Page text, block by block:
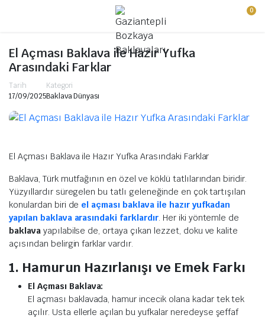
0
El Açması Baklava ile Hazır Yufka
Arasındaki Farklar
Tarih
17/09/2025
Kategori
Baklava Dünyası
El Açması Baklava ile Hazır Yufka Arasındaki Farklar
Baklava, Türk mutfağının en özel ve köklü tatlılarından biridir.
Yüzyıllardır süregelen bu tatlı geleneğinde en çok tartışılan
konulardan biri de el açması baklava ile hazır yufkadan
yapılan baklava arasındaki farklardır. Her iki yöntemle de
baklava yapılabilse de, ortaya çıkan lezzet, doku ve kalite
açısından belirgin farklar vardır.
1. Hamurun Hazırlanışı ve Emek Farkı
El Açması Baklava:
El açması baklavada, hamur incecik olana kadar tek tek
açılır. Usta ellerle açılan bu yufkalar neredeyse şeffaf